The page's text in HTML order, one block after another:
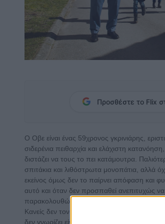
Προσθέστε το Flix
Ο Oβε είναι ένας 59χρονος γκρινιάρης,
σιδερένια πειθαρχία και ελάχιστη
διστάζει να τους το πει κατάμουτρα.
σπιτάκια και λιθόστρωτα μονοπάτια, αλλά
εκείνος όμως δεν το παίρνει απόφαση και
αυτό και όταν δεν προσπαθεί ανεπιτυχώς
παρακολουθώντας τους γείτονές του,
Κανείς δεν τον αντέχει και τον αποκαλούν
δεν γνωρίζει είναι ότι πίσω από τη